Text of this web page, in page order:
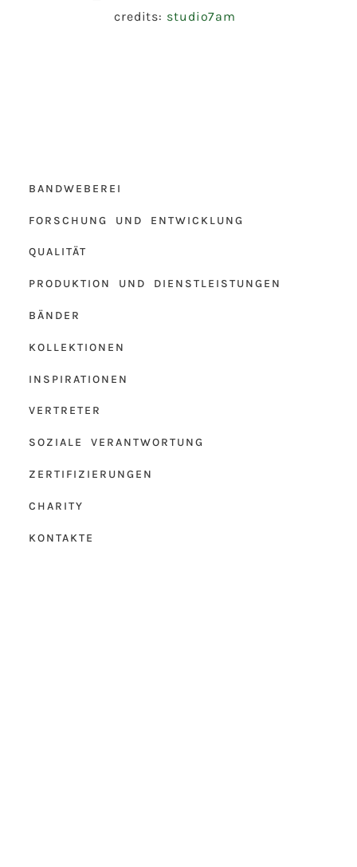
credits: studio7am
BANDWEBEREI
FORSCHUNG UND ENTWICKLUNG
QUALITÄT
PRODUKTION UND DIENSTLEISTUNGEN
BÄNDER
KOLLEKTIONEN
INSPIRATIONEN
VERTRETER
SOZIALE VERANTWORTUNG
ZERTIFIZIERUNGEN
CHARITY
KONTAKTE